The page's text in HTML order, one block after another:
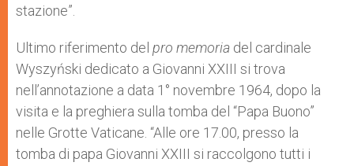
stazione”.
Ultimo riferimento del pro memoria del cardinale
Wyszyński dedicato a Giovanni XXIII si trova
nell’annotazione a data 1° novembre 1964, dopo la
visita e la preghiera sulla tomba del “Papa Buono”
nelle Grotte Vaticane. “Alle ore 17.00, presso la
tomba di papa Giovanni XXIII si raccolgono tutti i